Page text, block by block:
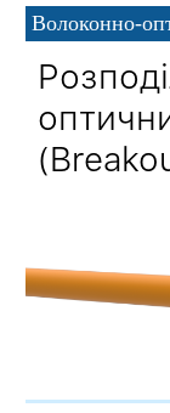
Волоконно-